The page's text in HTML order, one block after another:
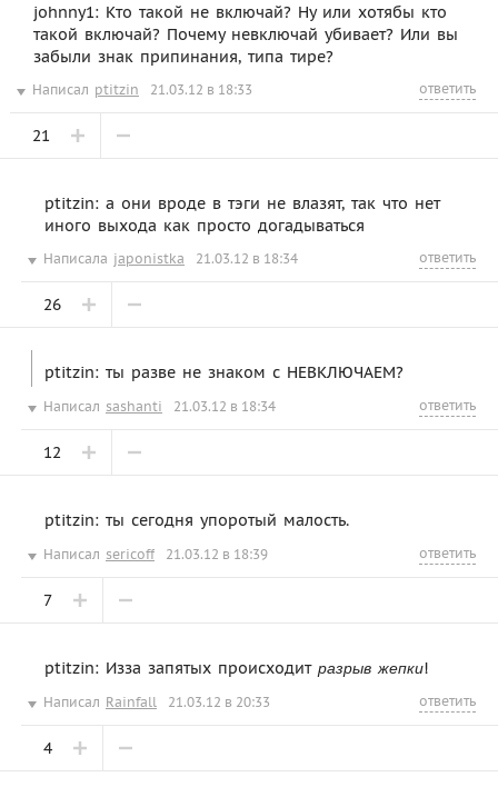
johnny1: Кто такой не включай? Ну или хотябы кто
такой включай? Почему невключай убивает? Или вы
забыли знак припинания, типа тире?
Написал ptitzin 21.03.12 в 18:33 ответить
21
ptitzin: а они вроде в тэги не влазят, так что нет
иного выхода как просто догадываться
Написала japonistka 21.03.12 в 18:34 ответить
26
ptitzin: ты разве не знаком с НЕВКЛЮЧАЕМ?
Написал sashanti 21.03.12 в 18:34 ответить
12
ptitzin: ты сегодня упоротый малость.
Написал sericoff 21.03.12 в 18:39 ответить
7
ptitzin: Изза запятых происходит разрыв жепки!
Написал Rainfall 21.03.12 в 20:33 ответить
4